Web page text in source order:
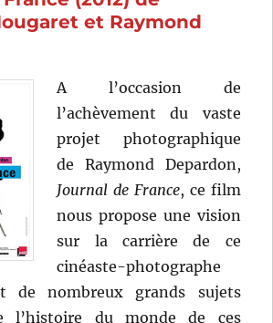
et Raymond
A l’occasion de
l’achèvement du vaste
projet photographique
de Raymond Depardon,
Journal de France, ce film
nous propose une vision
sur la carrière de ce
cinéaste-photographe
de nombreux grands sujets
l’histoire du monde de ces